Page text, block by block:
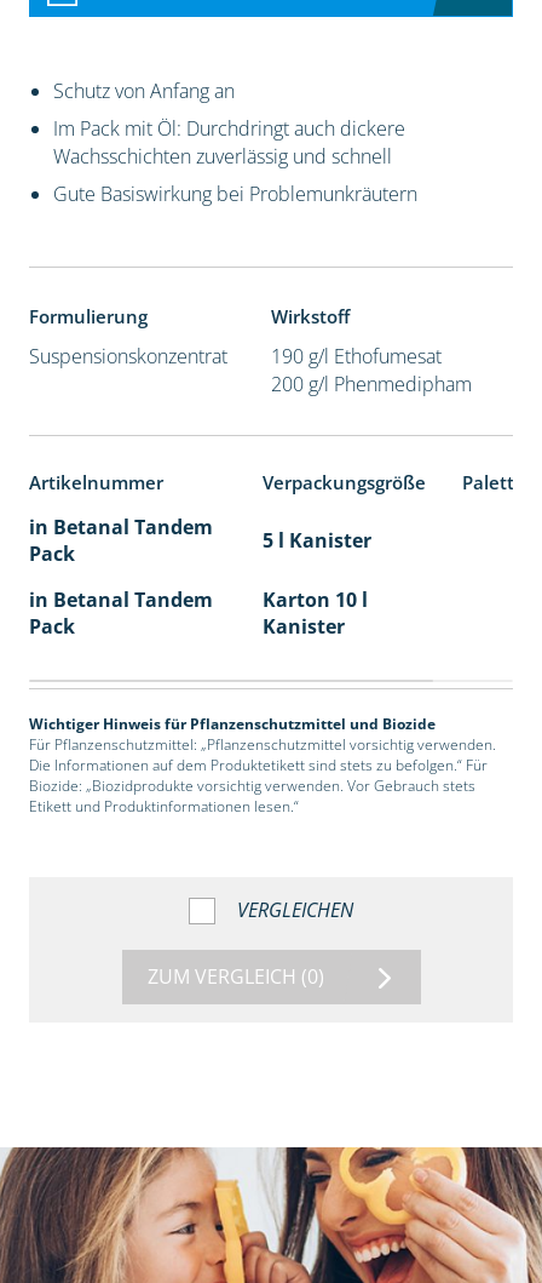
Schutz von Anfang an
Im Pack mit Öl: Durchdringt auch dickere
Wachsschichten zuverlässig und schnell
Gute Basiswirkung bei Problemunkräutern
Formulierung
Suspensionskonzentrat
Wirkstoff
190 g/l Ethofumesat
200 g/l Phenmedipham
Artikelnummer Verpackungsgröße
in Betanal Tandem
Pack
5 l Kanister
in Betanal Tandem
Pack
Karton 10 l
Kanister
Wichtiger Hinweis für Pflanzenschutzmittel und Biozide
Für Pflanzenschutzmittel: „Pflanzenschutzmittel vorsichtig verwenden.
Die Informationen auf dem Produktetikett sind stets zu befolgen.“ Für
Biozide: „Biozidprodukte vorsichtig verwenden. Vor Gebrauch stets
Etikett und Produktinformationen lesen.“
VERGLEICHEN
ZUM VERGLEICH (0)